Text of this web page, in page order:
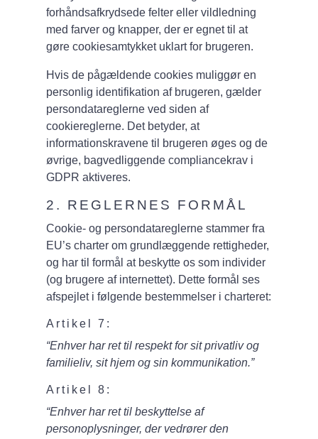
forhåndsafkrydsede felter eller vildledning
med farver og knapper, der er egnet til at
gøre cookiesamtykket uklart for brugeren.
Hvis de pågældende cookies muliggør en
personlig identifikation af brugeren, gælder
persondatareglerne ved siden af
cookiereglerne. Det betyder, at
informationskravene til brugeren øges og de
øvrige, bagvedliggende compliancekrav i
GDPR aktiveres.
2. REGLERNES FORMÅL
Cookie- og persondatareglerne stammer fra
EU’s charter om grundlæggende rettigheder,
og har til formål at beskytte os som individer
(og brugere af internettet). Dette formål ses
afspejlet i følgende bestemmelser i charteret:
Artikel 7:
“Enhver har ret til respekt for sit privatliv og
familieliv, sit hjem og sin kommunikation.”
Artikel 8:
“Enhver har ret til beskyttelse af
personoplysninger, der vedrører den